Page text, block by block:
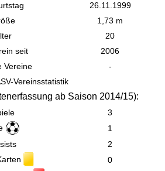
26.11.1999
1,73 m
20
seit
2006
Vereine
-
Vereinsstatistik
ab Saison 2014/15):
3
1
2
0